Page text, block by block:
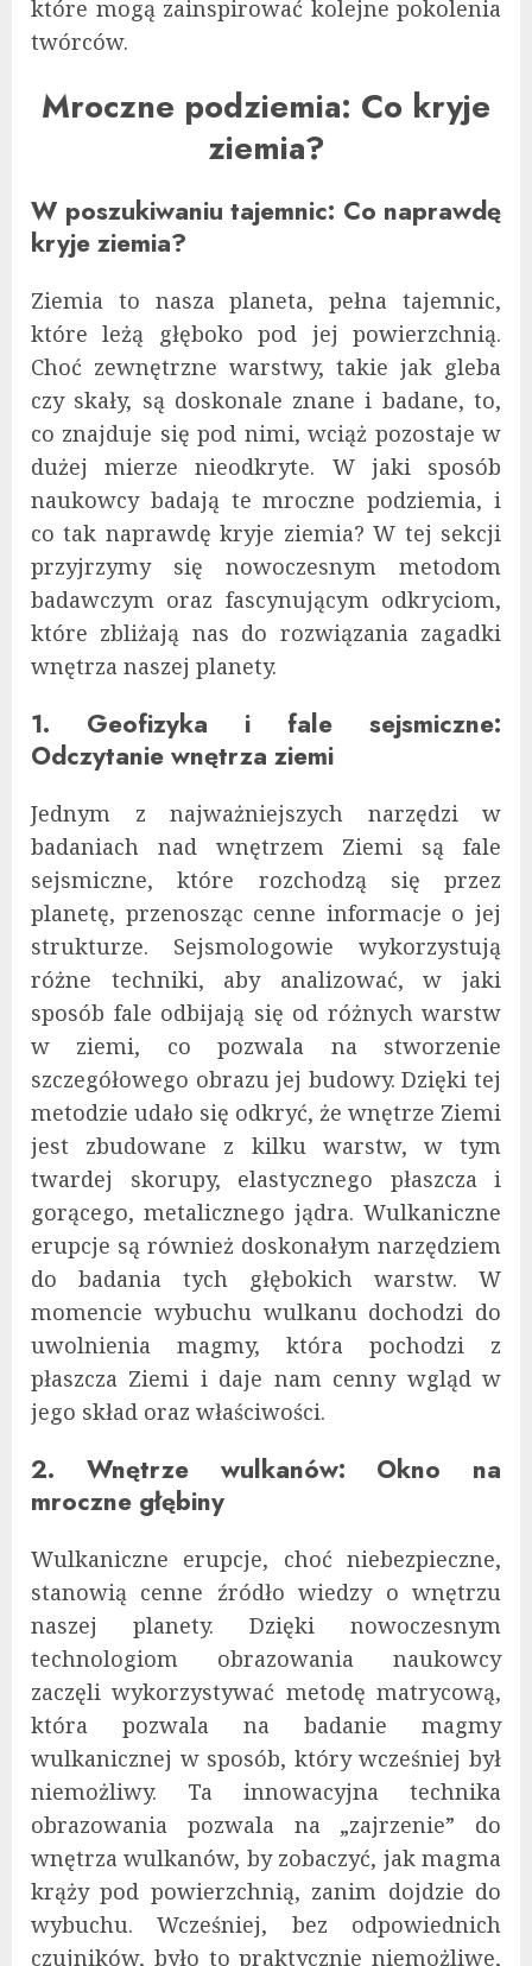
które mogą zainspirować kolejne pokolenia
twórców.
Mroczne podziemia: Co kryje
ziemia?
W poszukiwaniu tajemnic: Co naprawdę
kryje ziemia?
Ziemia to nasza planeta, pełna tajemnic,
które leżą głęboko pod jej powierzchnią.
Choć zewnętrzne warstwy, takie jak gleba
czy skały, są doskonale znane i badane, to,
co znajduje się pod nimi, wciąż pozostaje w
dużej mierze nieodkryte. W jaki sposób
naukowcy badają te mroczne podziemia, i
co tak naprawdę kryje ziemia? W tej sekcji
przyjrzymy się nowoczesnym metodom
badawczym oraz fascynującym odkryciom,
które zbliżają nas do rozwiązania zagadki
wnętrza naszej planety.
1. Geofizyka i fale sejsmiczne:
Odczytanie wnętrza ziemi
Jednym z najważniejszych narzędzi w
badaniach nad wnętrzem Ziemi są fale
sejsmiczne, które rozchodzą się przez
planetę, przenosząc cenne informacje o jej
strukturze. Sejsmologowie wykorzystują
różne techniki, aby analizować, w jaki
sposób fale odbijają się od różnych warstw
w ziemi, co pozwala na stworzenie
szczegółowego obrazu jej budowy. Dzięki tej
metodzie udało się odkryć, że wnętrze Ziemi
jest zbudowane z kilku warstw, w tym
twardej skorupy, elastycznego płaszcza i
gorącego, metalicznego jądra. Wulkaniczne
erupcje są również doskonałym narzędziem
do badania tych głębokich warstw. W
momencie wybuchu wulkanu dochodzi do
uwolnienia magmy, która pochodzi z
płaszcza Ziemi i daje nam cenny wgląd w
jego skład oraz właściwości.
2. Wnętrze wulkanów: Okno na
mroczne głębiny
Wulkaniczne erupcje, choć niebezpieczne,
stanowią cenne źródło wiedzy o wnętrzu
naszej planety. Dzięki nowoczesnym
technologiom obrazowania naukowcy
zaczęli wykorzystywać metodę matrycową,
która pozwala na badanie magmy
wulkanicznej w sposób, który wcześniej był
niemożliwy. Ta innowacyjna technika
obrazowania pozwala na „zajrzenie” do
wnętrza wulkanów, by zobaczyć, jak magma
krąży pod powierzchnią, zanim dojdzie do
wybuchu. Wcześniej, bez odpowiednich
czujników, było to praktycznie niemożliwe,